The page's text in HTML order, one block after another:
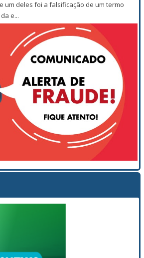
um deles foi a falsificação de um termo
e...